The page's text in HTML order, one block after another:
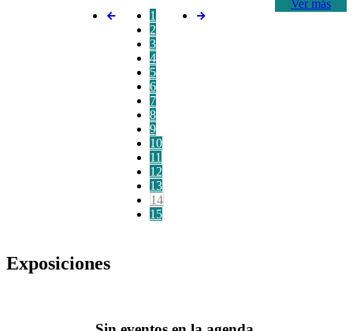
Ver más
1
2
3
4
5
6
7
8
9
10
11
12
13
14
15
Exposiciones